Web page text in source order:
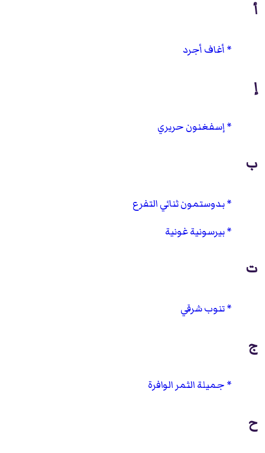
أ
أغاف أجرد
إ
إسفغنون حريري
ب
بدوستمون ثنائي التفرع
بيرسونية غونية
ت
تنوب شرقي
ج
جميلة الثمر الوافرة
ح